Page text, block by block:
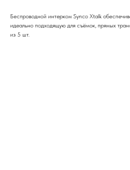
Беспроводной интерком Synco Xtalk
идеально подходящую для съёмок, прямых
из 5 шт.